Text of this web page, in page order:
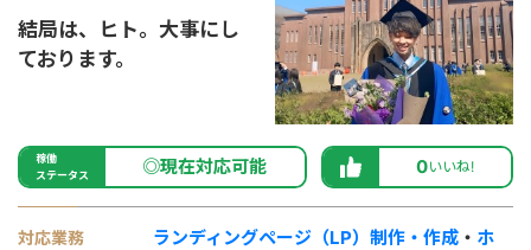
結局は、ヒト。大事にし
ております。
稼働
ステータス
◎現在対応可能 0いいね!
対応業務 ランディングページ（LP）制作・作成 ・ ホ